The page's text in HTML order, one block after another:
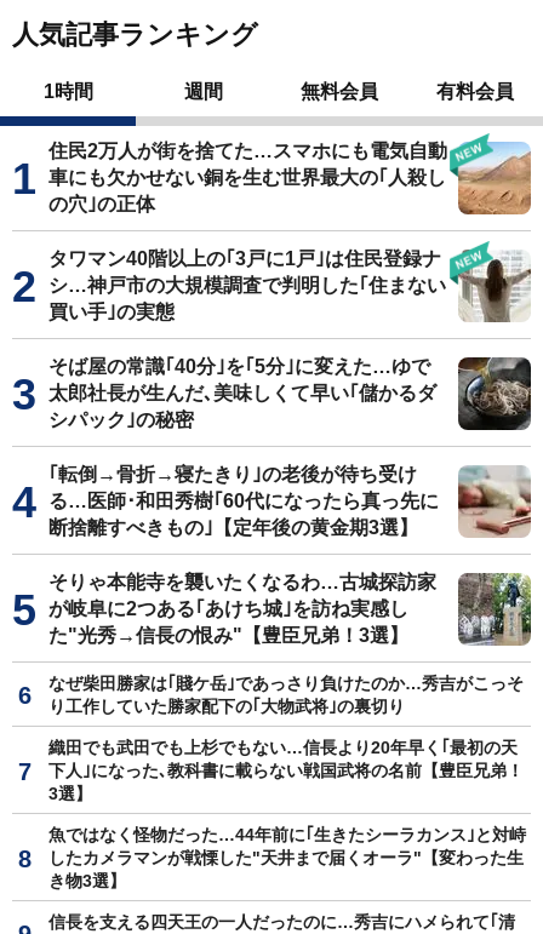
人気記事ランキング
1時間 週間 無料会員 有料会員
住民2万人が街を捨てた…スマホにも電気自動
車にも欠かせない銅を生む世界最大の｢人殺し
の穴｣の正体
タワマン40階以上の｢3戸に1戸｣は住民登録ナ
シ…神戸市の大規模調査で判明した｢住まない
買い手｣の実態
そば屋の常識｢40分｣を｢5分｣に変えた…ゆで
太郎社長が生んだ､美味しくて早い｢儲かるダ
シパック｣の秘密
｢転倒→骨折→寝たきり｣の老後が待ち受け
る…医師･和田秀樹｢60代になったら真っ先に
断捨離すべきもの｣【定年後の黄金期3選】
そりゃ本能寺を襲いたくなるわ…古城探訪家
が岐阜に2つある｢あけち城｣を訪ね実感し
た"光秀→信長の恨み"【豊臣兄弟！3選】
なぜ柴田勝家は｢賤ケ岳｣であっさり負けたのか…秀吉がこっそ
り工作していた勝家配下の｢大物武将｣の裏切り
織田でも武田でも上杉でもない…信長より20年早く｢最初の天
下人｣になった､教科書に載らない戦国武将の名前【豊臣兄弟！
3選】
魚ではなく怪物だった…44年前に｢生きたシーラカンス｣と対峙
したカメラマンが戦慄した"天井まで届くオーラ"【変わった生
き物3選】
信長を支える四天王の一人だったのに…秀吉にハメられて｢清